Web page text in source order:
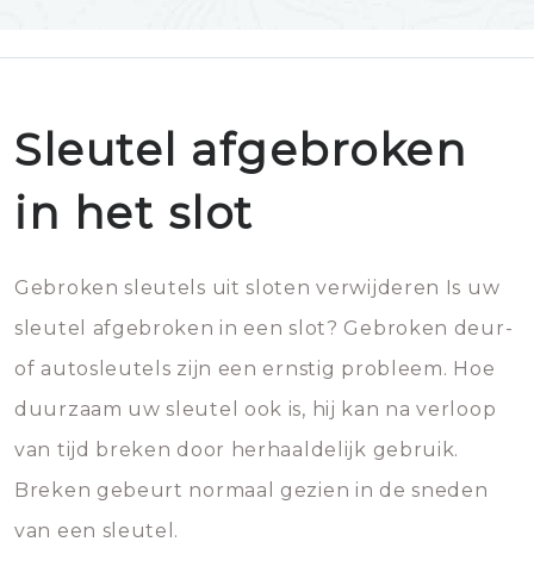
Sleutel afgebroken
in het slot
Gebroken sleutels uit sloten verwijderen Is uw
sleutel afgebroken in een slot? Gebroken deur-
of autosleutels zijn een ernstig probleem. Hoe
duurzaam uw sleutel ook is, hij kan na verloop
van tijd breken door herhaaldelijk gebruik.
Breken gebeurt normaal gezien in de sneden
van een sleutel.